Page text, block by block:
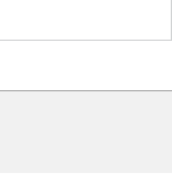
Groups
M. Santander
I, pp. 210-214,